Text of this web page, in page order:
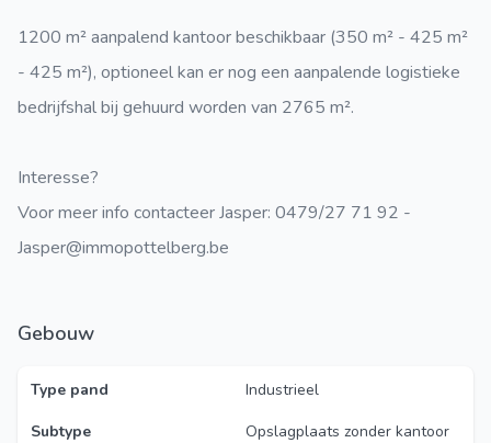
1200 m² aanpalend kantoor beschikbaar (350 m² - 425 m²
- 425 m²), optioneel kan er nog een aanpalende logistieke
bedrijfshal bij gehuurd worden van 2765 m².
Interesse?
Voor meer info contacteer Jasper: 0479/27 71 92 -
Jasper@immopottelberg.be
Gebouw
Type pand
Industrieel
Subtype
Opslagplaats zonder kantoor